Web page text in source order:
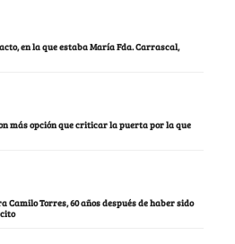
en la que estaba María Fda. Carrascal,
más opción que criticar la puerta por la que
Camilo Torres, 60 años después de haber sido